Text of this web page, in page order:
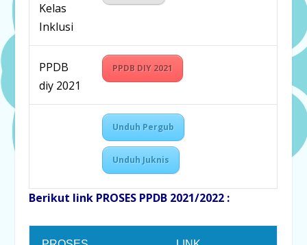
Kelas
Inklusi
PPDB
diy 2021
PPDB DIY 2021
Unduh Pergub
Unduh Juknis
Berikut link PROSES PPDB 2021/2022 :